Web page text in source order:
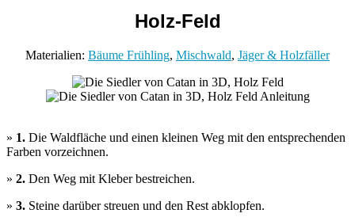
Holz-Feld
Materialien: Bäume Frühling, Mischwald, Jäger & Holzfäller
» 1. Die Waldfläche und einen kleinen Weg mit den entsprechenden
Farben vorzeichnen.
» 2. Den Weg mit Kleber bestreichen.
» 3. Steine darüber streuen und den Rest abklopfen.